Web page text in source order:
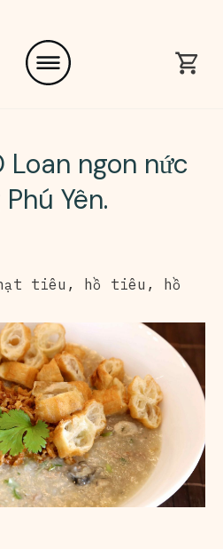
Loan ngon nức
Yên.
tiêu , hồ tiêu , hồ